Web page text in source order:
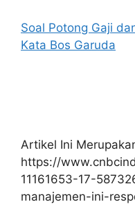
Soal Potong Gaji
Kata Bos Garuda
Artikel Ini
https://
11161653-17-
manajemen-ini-